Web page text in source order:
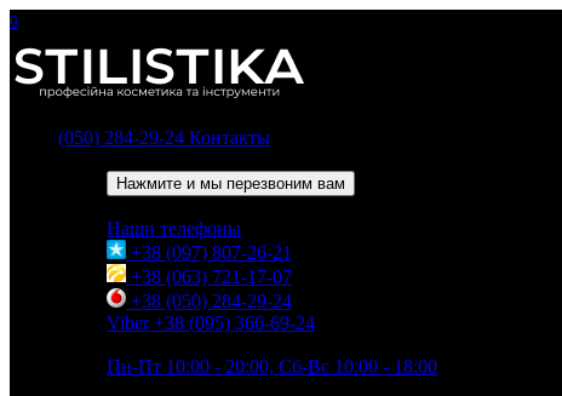
0
(050) 284-29-24 Контакты
Нажмите и мы перезвоним вам
Наши телефоны
+38 (097) 807-26-21
+38 (063) 721-17-07
+38 (050) 284-29-24
Viber +38 (095) 366-69-24
Пн-Пт 10:00 - 20:00, Сб-Вс 10:00 - 18:00